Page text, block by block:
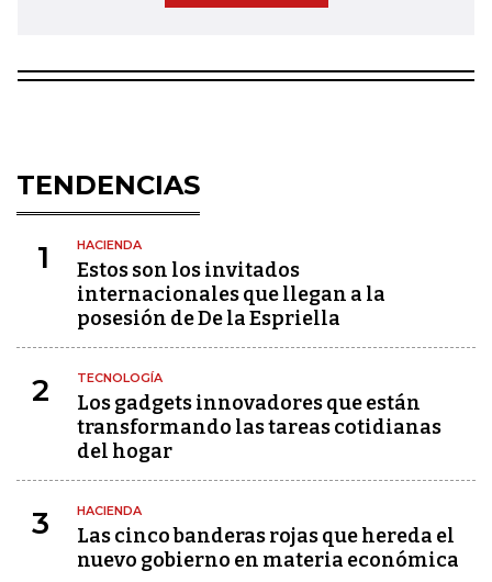
TENDENCIAS
1 HACIENDA
Estos son los invitados
internacionales que llegan a la
posesión de De la Espriella
2 TECNOLOGÍA
Los gadgets innovadores que están
transformando las tareas cotidianas
del hogar
3 HACIENDA
Las cinco banderas rojas que hereda el
nuevo gobierno en materia económica